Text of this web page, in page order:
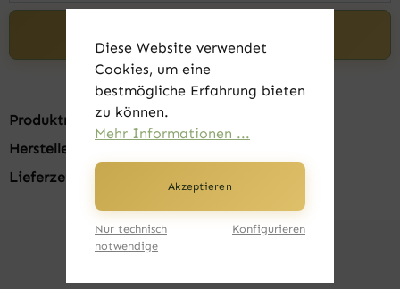
Produktnummer:FK23020-01-XL
Hersteller:
Lieferzeit:
Diese Website verwendet
Cookies, um eine
bestmögliche Erfahrung bieten
zu können.
Mehr Informationen ...
Akzeptieren
Nur technisch
notwendige
Konfigurieren